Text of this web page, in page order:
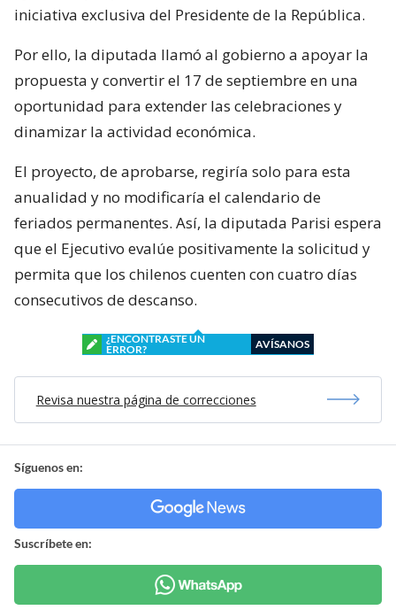
iniciativa exclusiva del Presidente de la República.
Por ello, la diputada llamó al gobierno a apoyar la
propuesta y convertir el 17 de septiembre en una
oportunidad para extender las celebraciones y
dinamizar la actividad económica.
El proyecto, de aprobarse, regiría solo para esta
anualidad y no modificaría el calendario de
feriados permanentes. Así, la diputada Parisi espera
que el Ejecutivo evalúe positivamente la solicitud y
permita que los chilenos cuenten con cuatro días
consecutivos de descanso.
¿ENCONTRASTE UN
ERROR?
AVÍSANOS
Revisa nuestra página de correcciones
Síguenos en:
Suscríbete en: